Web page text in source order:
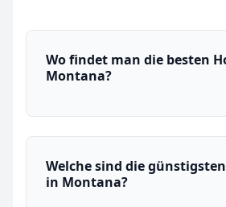
Wo findet man die besten
Montana?
Welche sind die
in Montana?